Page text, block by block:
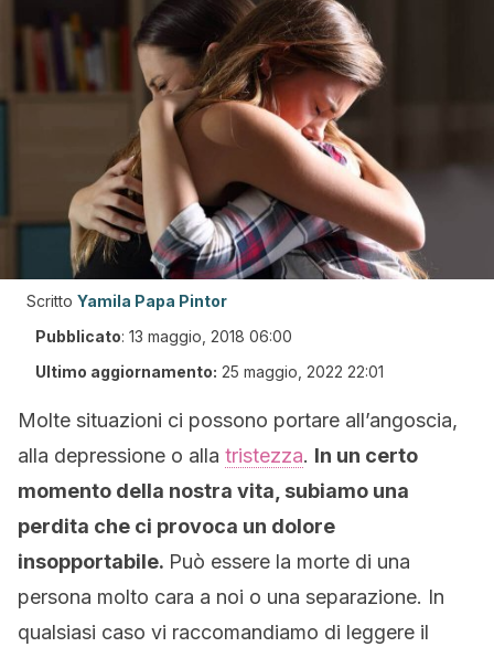
Scritto Yamila Papa Pintor
Pubblicato: 13 maggio, 2018 06:00
Ultimo aggiornamento: 25 maggio, 2022 22:01
Molte situazioni ci possono portare all’angoscia,
alla depressione o alla tristezza. In un certo
momento della nostra vita, subiamo una
perdita che ci provoca un dolore
insopportabile. Può essere la morte di una
persona molto cara a noi o una separazione. In
qualsiasi caso vi raccomandiamo di leggere il